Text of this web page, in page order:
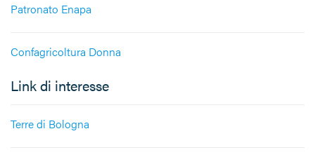
Patronato Enapa
Confagricoltura Donna
Link di interesse
Terre di Bologna